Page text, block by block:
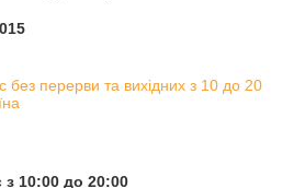
перерви та вихідних з 10 до 20
10:00 до 20:00